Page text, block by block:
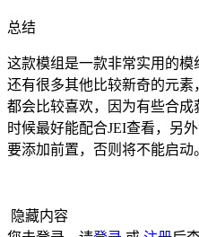
总结
这款模组是一款非常实用的模
还有很多其他比较新奇的元
都会比较喜欢，因为有些合
时候最好能配合JEI查看，另
要添加前置，否则将不能启动
隐藏内容